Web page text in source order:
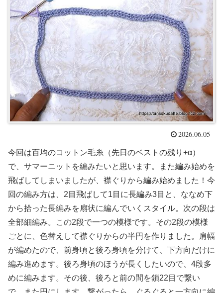
2026.06.05
今回は百均のコットン毛糸（先日のベストの残り+α）
で、サマーニットを編みたいと思います。また編み始めを
飛ばしてしまいましたが、襟ぐりから編み始めました！今
回の編み方は、2目飛ばして1目に長編み3目と、ななめ下
から拾った長編みを扇状に編んでいくスタイル。次の段は
全部細編み。この2段で一つの模様です。その2段の模様
ごとに、色替えして襟ぐりからの半円を作りました。肩幅
が編めたので、前身頃と後ろ身頃を分けて、下方向だけに
編み進めます。後ろ身頃のほうが長くしたいので、4段多
めに編みます。その後、後ろと前の間を鎖22目で繋い